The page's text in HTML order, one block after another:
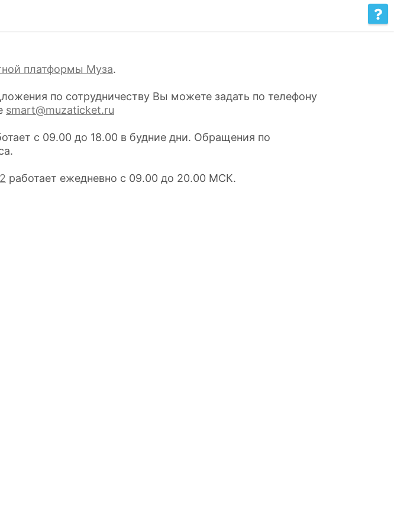
платформы Муза.
по сотрудничеству Вы можете задать по телефону
smart@muzaticket.ru
с 09.00 до 18.00 в будние дни. Обращения по
работает ежедневно с 09.00 до 20.00 МСК.